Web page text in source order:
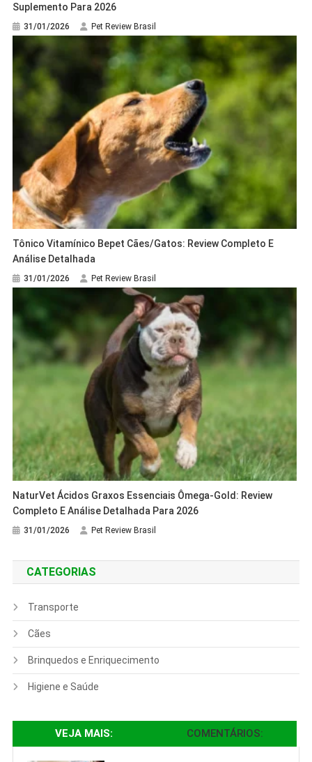
Suplemento Para 2026
31/01/2026 Pet Review Brasil
Tônico Vitamínico Bepet Cães/Gatos: Review Completo E
Análise Detalhada
31/01/2026 Pet Review Brasil
NaturVet Ácidos Graxos Essenciais Ômega-Gold: Review
Completo E Análise Detalhada Para 2026
31/01/2026 Pet Review Brasil
CATEGORIAS
Transporte
Cães
Brinquedos e Enriquecimento
Higiene e Saúde
VEJA MAIS: COMENTÁRIOS: